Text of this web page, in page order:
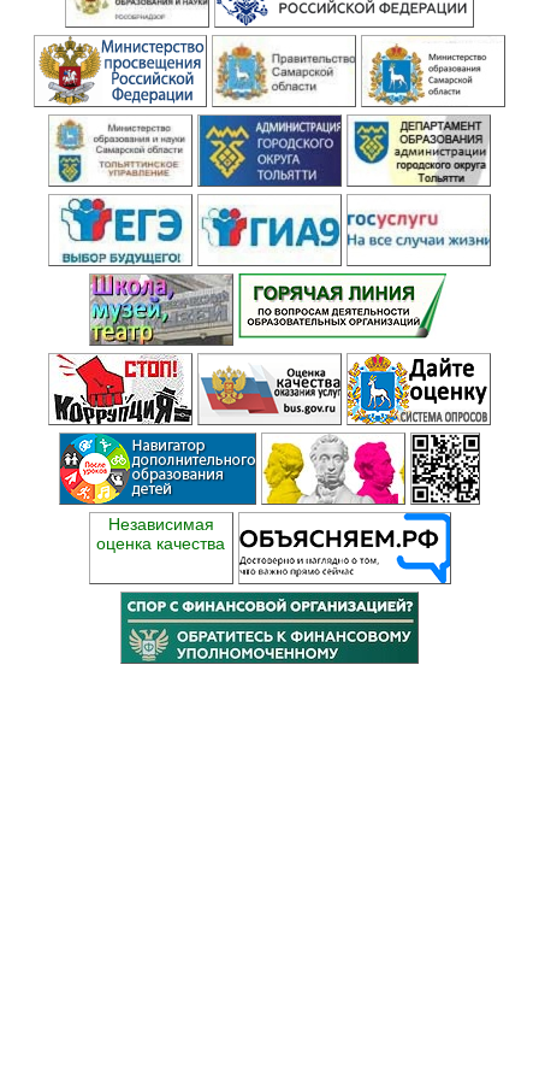
Независимая
оценка качества